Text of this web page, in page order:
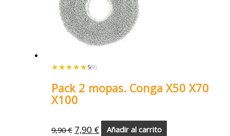
★★★★★
★★★★★ 5(9)
Pack 2 mopas. Conga X50 X70
X100
9,90€ 7,90 € Añadir al carrito